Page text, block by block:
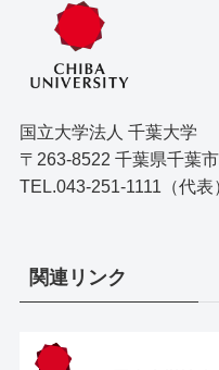
国立大学法人 千葉大学
〒263-8522 千葉県千葉
TEL.043-251-1111（代表
関連リンク